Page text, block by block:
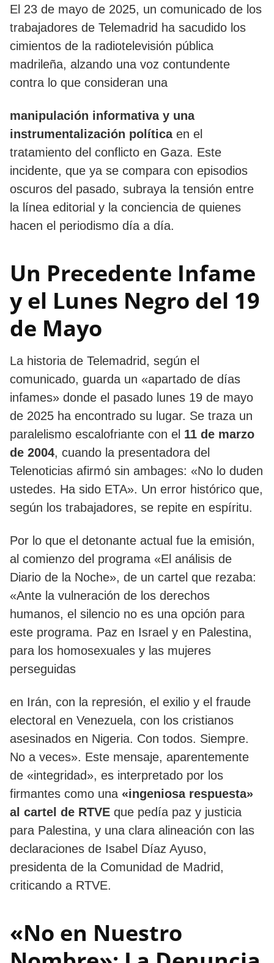
El 23 de mayo de 2025, un comunicado de los
trabajadores de Telemadrid ha sacudido los
cimientos de la radiotelevisión pública
madrileña, alzando una voz contundente
contra lo que consideran una
manipulación informativa y una
instrumentalización políticaen el
tratamiento del conflicto en Gaza. Este
incidente, que ya se compara con episodios
oscuros del pasado, subraya la tensión entre
la línea editorial y la conciencia de quienes
hacen el periodismo día a día.
Un Precedente Infame
y el Lunes Negro del 19
de Mayo
La historia de Telemadrid, según el
comunicado, guarda un «apartado de días
infames» donde el pasado lunes 19 de mayo
de 2025 ha encontrado su lugar. Se traza un
paralelismo escalofriante con el 11 de marzo
de 2004, cuando la presentadora del
Telenoticias afirmó sin ambages: «No lo duden
ustedes. Ha sido ETA». Un error histórico que,
según los trabajadores, se repite en espíritu.
Por lo que el detonante actual fue la emisión,
al comienzo del programa «El análisis de
Diario de la Noche», de un cartel que rezaba:
«Ante la vulneración de los derechos
humanos, el silencio no es una opción para
este programa. Paz en Israel y en Palestina,
para los homosexuales y las mujeres
perseguidas
en Irán, con la represión, el exilio y el fraude
electoral en Venezuela, con los cristianos
asesinados en Nigeria. Con todos. Siempre.
No a veces». Este mensaje, aparentemente
de «integridad», es interpretado por los
firmantes como una «ingeniosa respuesta»
al cartel de RTVE que pedía paz y justicia
para Palestina, y una clara alineación con las
declaraciones de Isabel Díaz Ayuso,
presidenta de la Comunidad de Madrid,
criticando a RTVE.
«No en Nuestro